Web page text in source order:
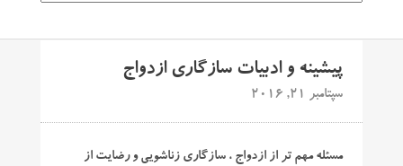
پیشینه و ادبیات سازگاری ازدواج
سپتامبر 21, 2016
مسئله مهم تر از ازدواج ، سازگاری زناشویی و رضایت از